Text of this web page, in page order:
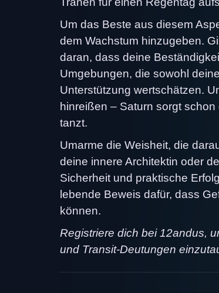
Um das Beste aus diesem
dem Wachstum hinzugeben.
daran, dass deine
Umgebungen, die sowohl
Unterstützung wertschätzen.
hinreißen – Saturn sorgt
tanzt.
Umarme die Weisheit, die
deine innere Architektin oder
Sicherheit und praktische
lebende Beweis dafür, dass
können.
Registriere dich bei 12andus,
und Transit-Deutungen